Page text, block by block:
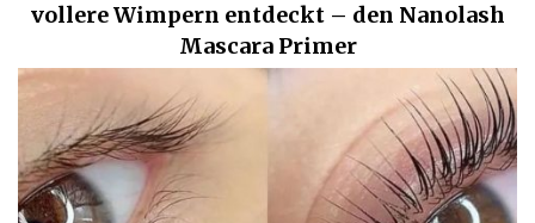
vollere Wimpern entdeckt – den Nanolash
Mascara Primer